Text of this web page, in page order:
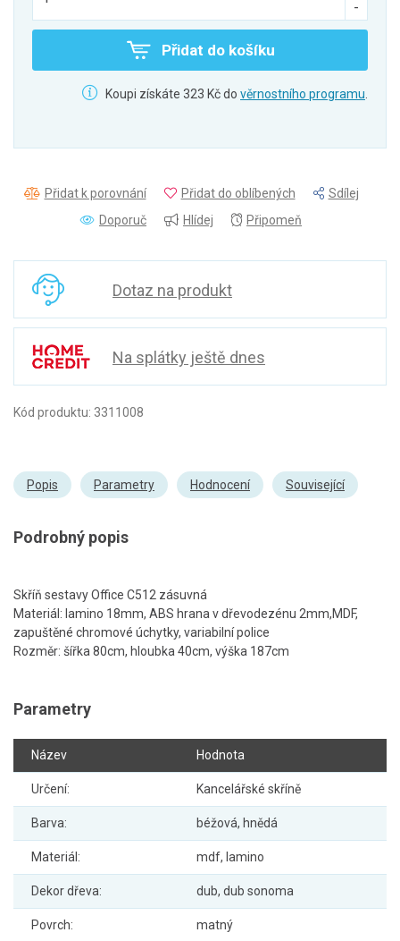
Přidat do košíku
Koupi získáte 323 Kč do věrnostního programu.
Přidat k porovnání Přidat do oblíbených
Sdílej
Doporuč
Hlídej Připomeň
Dotaz na produkt
Na splátky ještě dnes
Kód produktu: 3311008
Popis Parametry Hodnocení Související
Podrobný popis
Skříň sestavy Office C512 zásuvná
Materiál: lamino 18mm, ABS hrana v dřevodezénu 2mm,MDF,
zapuštěné chromové úchytky, variabilní police
Rozměr: šířka 80cm, hloubka 40cm, výška 187cm
Parametry
Název Hodnota
Určení: Kancelářské skříně
Barva: béžová, hnědá
Materiál: mdf, lamino
Dekor dřeva: dub, dub sonoma
Povrch: matný